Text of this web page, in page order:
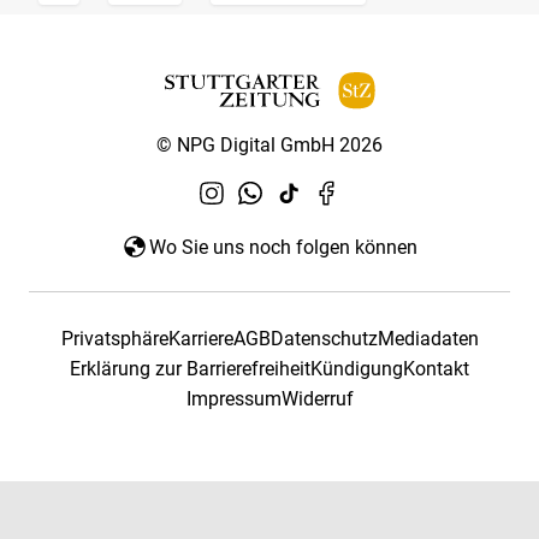
© NPG Digital GmbH 2026
Wo Sie uns noch folgen können
PrivatsphäreKarriereAGBDatenschutzMediadaten
Erklärung zur BarrierefreiheitKündigungKontakt
ImpressumWiderruf